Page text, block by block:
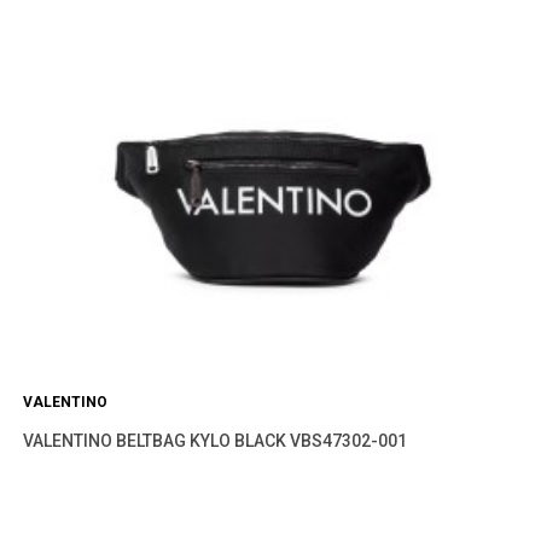
VALENTINO
VALENTINO BELTBAG KYLO BLACK VBS47302-001